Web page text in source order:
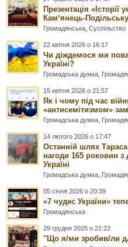
Презентація «Історії
Камʼянець-Подільську
Громадянська ,Суспільство
22 квітня 2026 о 16:17
Чи діждемося ми
Україні?
Громадська думка
15 квітня 2026 о 21:57
Як і чому під час
«антисемітизмом»
Громадська думка
14 лютого 2026 о 17:47
Останній шлях
нагоди 165 роковин з
Україні
Громадська думка
05 січня 2026 о 20:39
«7 чудес України»
Громадянська
29 грудня 2025 о 21:22
"Що я/ми зробив/ли